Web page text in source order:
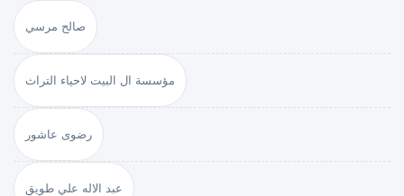
صالح مرسي
مؤسسة ال البيت لاحياء التراث
رضوى عاشور
عبد الاله علي طويق